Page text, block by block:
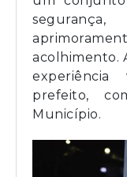
acolhimento.
experiência
prefeito,
Município.